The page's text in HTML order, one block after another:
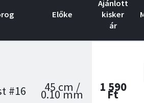
Előke
Ajánlott
kisker
ár
#16 45 cm /
0.10 mm
1 590
Ft